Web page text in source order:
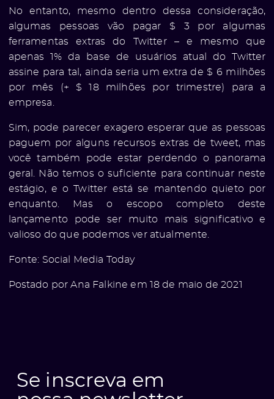
No entanto, mesmo dentro dessa consideração,
algumas pessoas vão pagar $ 3 por algumas
ferramentas extras do Twitter – e mesmo que
apenas 1% da base de usuários atual do Twitter
assine para tal, ainda seria um extra de $ 6 milhões
por mês (+ $ 18 milhões por trimestre) para a
empresa.
Sim, pode parecer exagero esperar que as pessoas
paguem por alguns recursos extras de tweet, mas
você também pode estar perdendo o panorama
geral. Não temos o suficiente para continuar neste
estágio, e o Twitter está se mantendo quieto por
enquanto. Mas o escopo completo deste
lançamento pode ser muito mais significativo e
valioso do que podemos ver atualmente.
Fonte: Social Media Today
Postado por Ana Falkine em 18 de maio de 2021
Se inscreva em